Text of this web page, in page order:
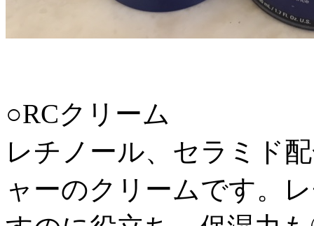
○RCクリーム
レチノール、セラミド
ャーのクリームです。